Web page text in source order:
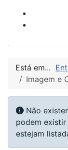
Está em...
Imagem e
Informação
Não
podem
estejam